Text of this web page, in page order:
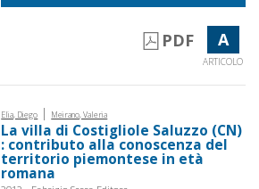
PDF A
ARTICOLO
Elia, Diego | Meirano, Valeria
La villa di Costigliole Saluzzo (CN)
: contributo alla conoscenza del
territorio piemontese in età
romana